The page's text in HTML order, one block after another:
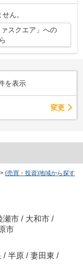
ん。
スクエア」への
を表示
変更
> (売買・投資)地域から探す
瀬市 / 大和市 /
市
/ 半原 / 妻田東 /